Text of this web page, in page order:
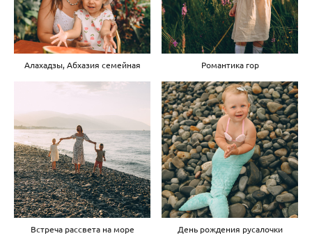
Алахадзы, Абхазия семейная Романтика гор
Встреча рассвета на море День рождения русалочки